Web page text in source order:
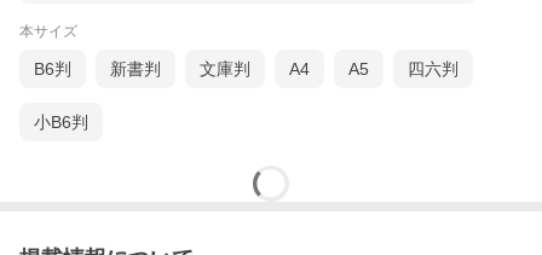
本サイズ
B6判 新書判 文庫判 A4 A5 四六判
小B6判